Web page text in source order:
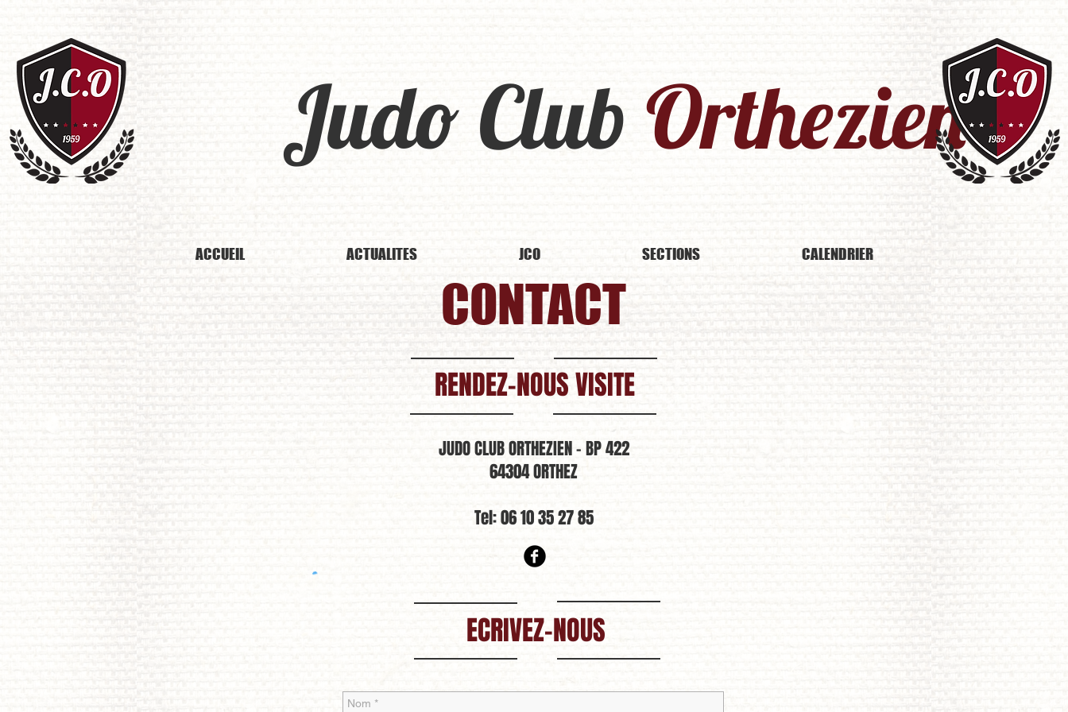
Judo Club Orthezien​
ACCUEIL ACTUALITES JCO SECTIONS CALENDRIER
CONTACT
RENDEZ-NOUS VISITE
JUDO CLUB ORTHEZIEN - BP 422
64304 ORTHEZ
Tel: 06 10 35 27 85
ECRIVEZ-NOUS